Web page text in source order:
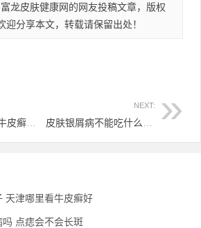
龙皮肤健康网的网友投稿文章，版权
迎分享本文，转载请保留出处！
NEXT:
天津哪里看牛皮癣好
吗 点痣会不会长斑